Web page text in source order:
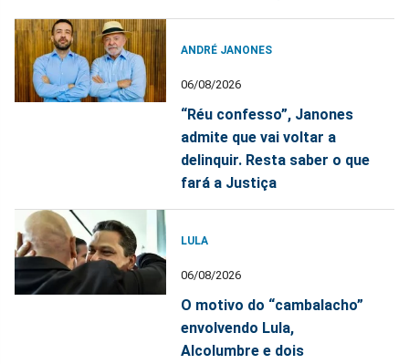
ANDRÉ JANONES
06/08/2026
“Réu confesso”, Janones
admite que vai voltar a
delinquir. Resta saber o que
fará a Justiça
LULA
06/08/2026
O motivo do “cambalacho”
envolvendo Lula,
Alcolumbre e dois